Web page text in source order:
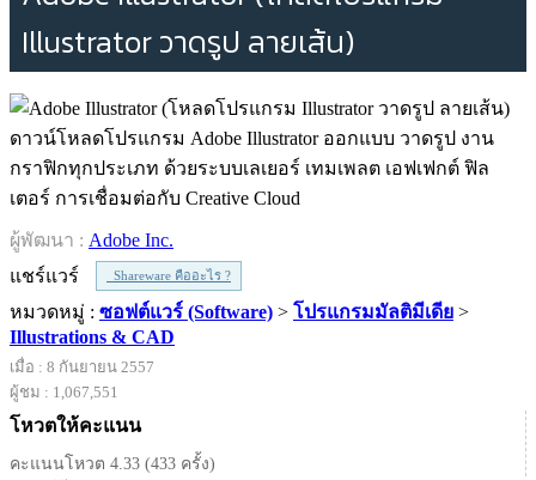
Illustrator วาดรูป ลายเส้น)
ดาวน์โหลดโปรแกรม Adobe Illustrator ออกแบบ วาดรูป งาน
กราฟิกทุกประเภท ด้วยระบบเลเยอร์ เทมเพลต เอฟเฟกต์ ฟิล
เตอร์ การเชื่อมต่อกับ Creative Cloud
ผู้พัฒนา : Adobe Inc.
แชร์แวร์
Shareware คืออะไร ?
หมวดหมู่ : ซอฟต์แวร์ (Software) > โปรแกรมมัลติมีเดีย >
Illustrations & CAD
เมื่อ : 8 กันยายน 2557
ผู้ชม : 1,067,551
โหวตให้คะแนน
คะแนนโหวต 4.33 (433 ครั้ง)